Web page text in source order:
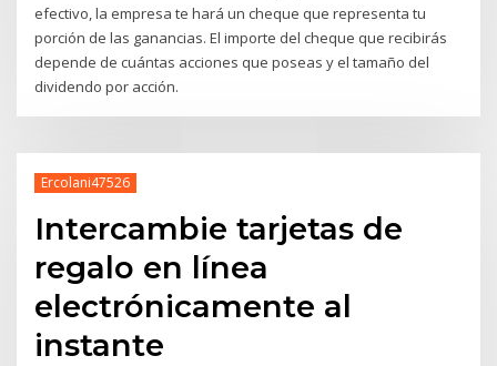
efectivo, la empresa te hará un cheque que representa tu
porción de las ganancias. El importe del cheque que recibirás
depende de cuántas acciones que poseas y el tamaño del
dividendo por acción.
Ercolani47526
Intercambie tarjetas de
regalo en línea
electrónicamente al
instante